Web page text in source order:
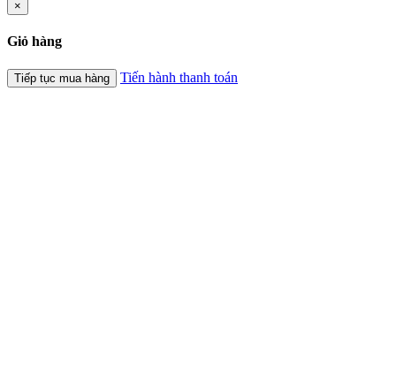
×
Giỏ hàng
Tiếp tục mua hàng Tiến hành thanh toán